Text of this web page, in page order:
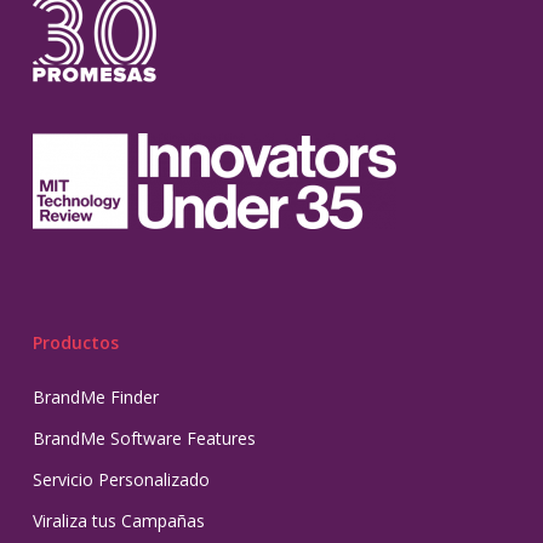
Productos
BrandMe Finder
BrandMe Software Features
Servicio Personalizado
Viraliza tus Campañas